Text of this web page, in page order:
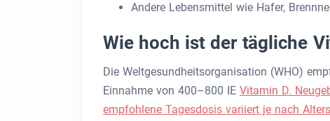
Andere Lebensmittel wie Hafer,
Wie hoch ist der tägliche
Die Weltgesundheitsorganisation (WHO)
Einnahme von 400–800 IE Vitamin D.
empfohlene Tagesdosis variiert je nach